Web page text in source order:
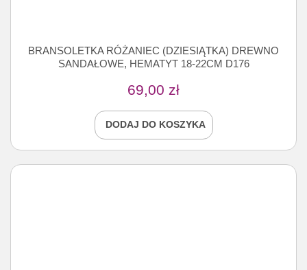
BRANSOLETKA RÓŻANIEC (DZIESIĄTKA) DREWNO
SANDAŁOWE, HEMATYT 18-22CM D176
69,00 zł
DODAJ DO KOSZYKA